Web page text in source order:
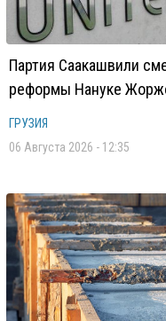
Партия Саакашвили
реформы Нануке
ГРУЗИЯ
06 Августа 2026 - 12:35